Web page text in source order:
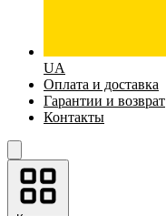
UA
Оплата и доставка
Гарантии и возврат
Контакты